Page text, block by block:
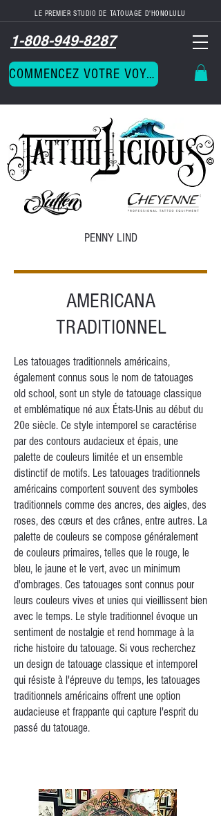
LE PREMIER STUDIO DE TATOUAGE D'HONOLULU
1-808-949-8287
COMMENCEZ VOTRE VOYAGE
PENNY LIND
AMERICANA
TRADITIONNEL
Les tatouages traditionnels américains,
également connus sous le nom de tatouages
old school, sont un style de tatouage classique
et emblématique né aux États-Unis au début du
20e siècle. Ce style intemporel se caractérise
par des contours audacieux et épais, une
palette de couleurs limitée et un ensemble
distinctif de motifs. Les tatouages traditionnels
américains comportent souvent des symboles
traditionnels comme des ancres, des aigles, des
roses, des cœurs et des crânes, entre autres. La
palette de couleurs se compose généralement
de couleurs primaires, telles que le rouge, le
bleu, le jaune et le vert, avec un minimum
d'ombrages. Ces tatouages sont connus pour
leurs couleurs vives et unies qui vieillissent bien
avec le temps. Le style traditionnel évoque un
sentiment de nostalgie et rend hommage à la
riche histoire du tatouage. Si vous recherchez
un design de tatouage classique et intemporel
qui résiste à l'épreuve du temps, les tatouages
traditionnels américains offrent une option
audacieuse et frappante qui capture l'esprit du
passé du tatouage.